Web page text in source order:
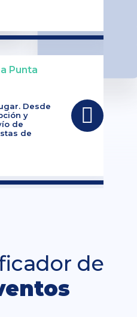
Punta
Desde
y
de
de
de